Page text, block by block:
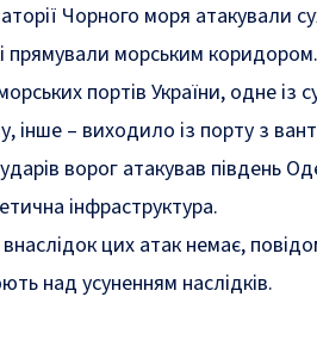
Чорного моря атакували
прямували морським коридором.
портів України, одне
інше – виходило із порту з
ворог атакував південь
інфраструктура.
цих атак немає,
над усуненням наслідків.